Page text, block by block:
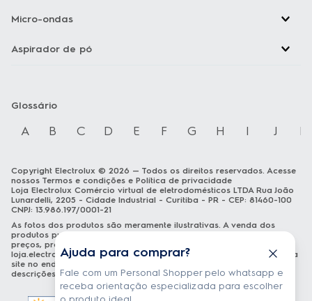
Ajuda para comprar?
Fale com um Personal Shopper pelo whatsapp e
receba orientação especializada para escolher
Micro-ondas
Aspirador de pó
Glossário
A B C D E F G H I J K
Copyright Electrolux © 2026 — Todos os direitos reservados. Acesse
nossos Termos e condições e Política de privacidade
Loja Electrolux Comércio virtual de eletrodomésticos LTDA Rua João
Lunardelli, 2205 - Cidade Industrial - Curitiba - PR - CEP: 81460-100
CNPJ: 13.986.197/0001-21
As fotos dos produtos são meramente ilustrativas. A venda dos
produtos publicados está sujeita a disponibilidade de estoque. Os
preços, promoções e formas de pagamento publicados em
loja.electrolux.com.br
estão válidos exclusivamente para compra via
site no endereço mencionado. As especificações técnicas e
descrições estão sujeitas a alterações sem aviso prévio.